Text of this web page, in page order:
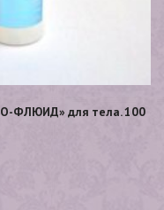
ФЛЮИД» для тела. 100